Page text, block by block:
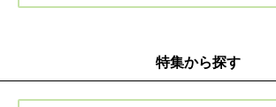
特集から探す